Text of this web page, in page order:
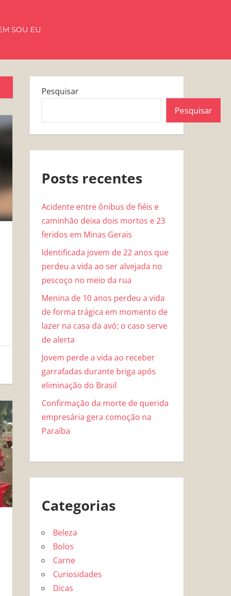
SOU EU
Pesquisar
Pesquisar
Posts recentes
Acidente entre ônibus de fiéis e
caminhão deixa dois mortos e 23
feridos em Minas Gerais
Identificada jovem de 22 anos que
perdeu a vida ao ser alvejada no
pescoço no meio da rua
Menina de 10 anos perdeu a vida
de forma trágica em momento de
lazer na casa da avó; o caso serve
de alerta
Jovem perde a vida ao receber
garrafadas durante briga após
eliminação do Brasil
Confirmação da morte de querida
empresária gera comoção na
Paraíba
Categorias
Beleza
Bolos
Carne
Curiosidades
Dicas